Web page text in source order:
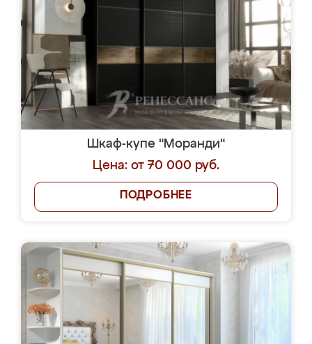
Шкаф-купе "Моранди"
Цена: от 70 000 руб.
ПОДРОБНЕЕ